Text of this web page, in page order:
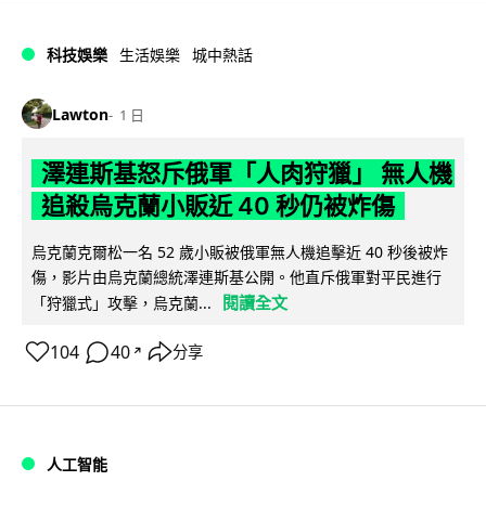
科技娛樂 生活娛樂 城中熱話
Lawton 1 日
澤連斯基怒斥俄軍「人肉狩獵」 無人機
追殺烏克蘭小販近 40 秒仍被炸傷
烏克蘭克爾松一名 52 歲小販被俄軍無人機追擊近 40 秒後被炸
傷，影片由烏克蘭總統澤連斯基公開。他直斥俄軍對平民進行
「狩獵式」攻擊，烏克蘭...
閱讀全文
104 40 ↗ 分享
人工智能